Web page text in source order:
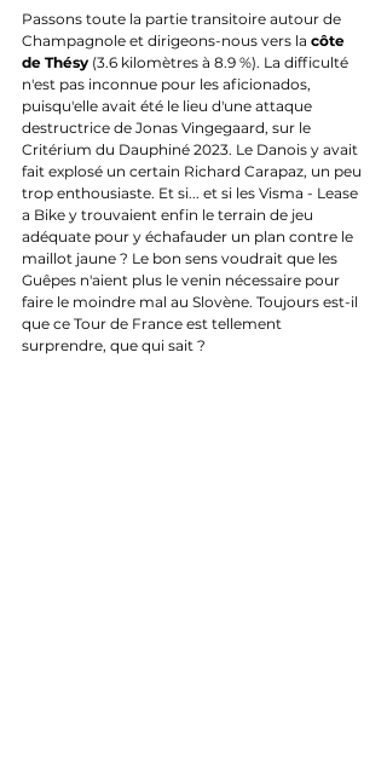
Passons toute la partie transitoire autour de
Champagnole et dirigeons-nous vers la côte
de Thésy (3.6 kilomètres à 8.9 %). La difficulté
n'est pas inconnue pour les aficionados,
puisqu'elle avait été le lieu d'une attaque
destructrice de Jonas Vingegaard, sur le
Critérium du Dauphiné 2023. Le Danois y avait
fait explosé un certain Richard Carapaz, un peu
trop enthousiaste. Et si... et si les Visma - Lease
a Bike y trouvaient enfin le terrain de jeu
adéquate pour y échafauder un plan contre le
maillot jaune ? Le bon sens voudrait que les
Guêpes n'aient plus le venin nécessaire pour
faire le moindre mal au Slovène. Toujours est-il
que ce Tour de France est tellement
surprendre, que qui sait ?